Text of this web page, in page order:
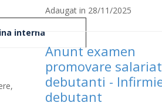
interna
Adaugat in 28/11/2025
Anunt examen
promovare
debutanti -
debutant